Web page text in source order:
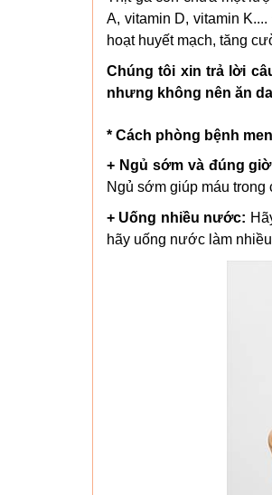
A, vitamin D, vitamin
hoạt huyết mạch, tăng
Chúng tôi xin trả lời
nhưng không nên ăn
* Cách phòng bệnh
+ Ngủ sớm và đúng
Ngủ sớm giúp máu
+ Uống nhiều nước:
hãy uống nước làm